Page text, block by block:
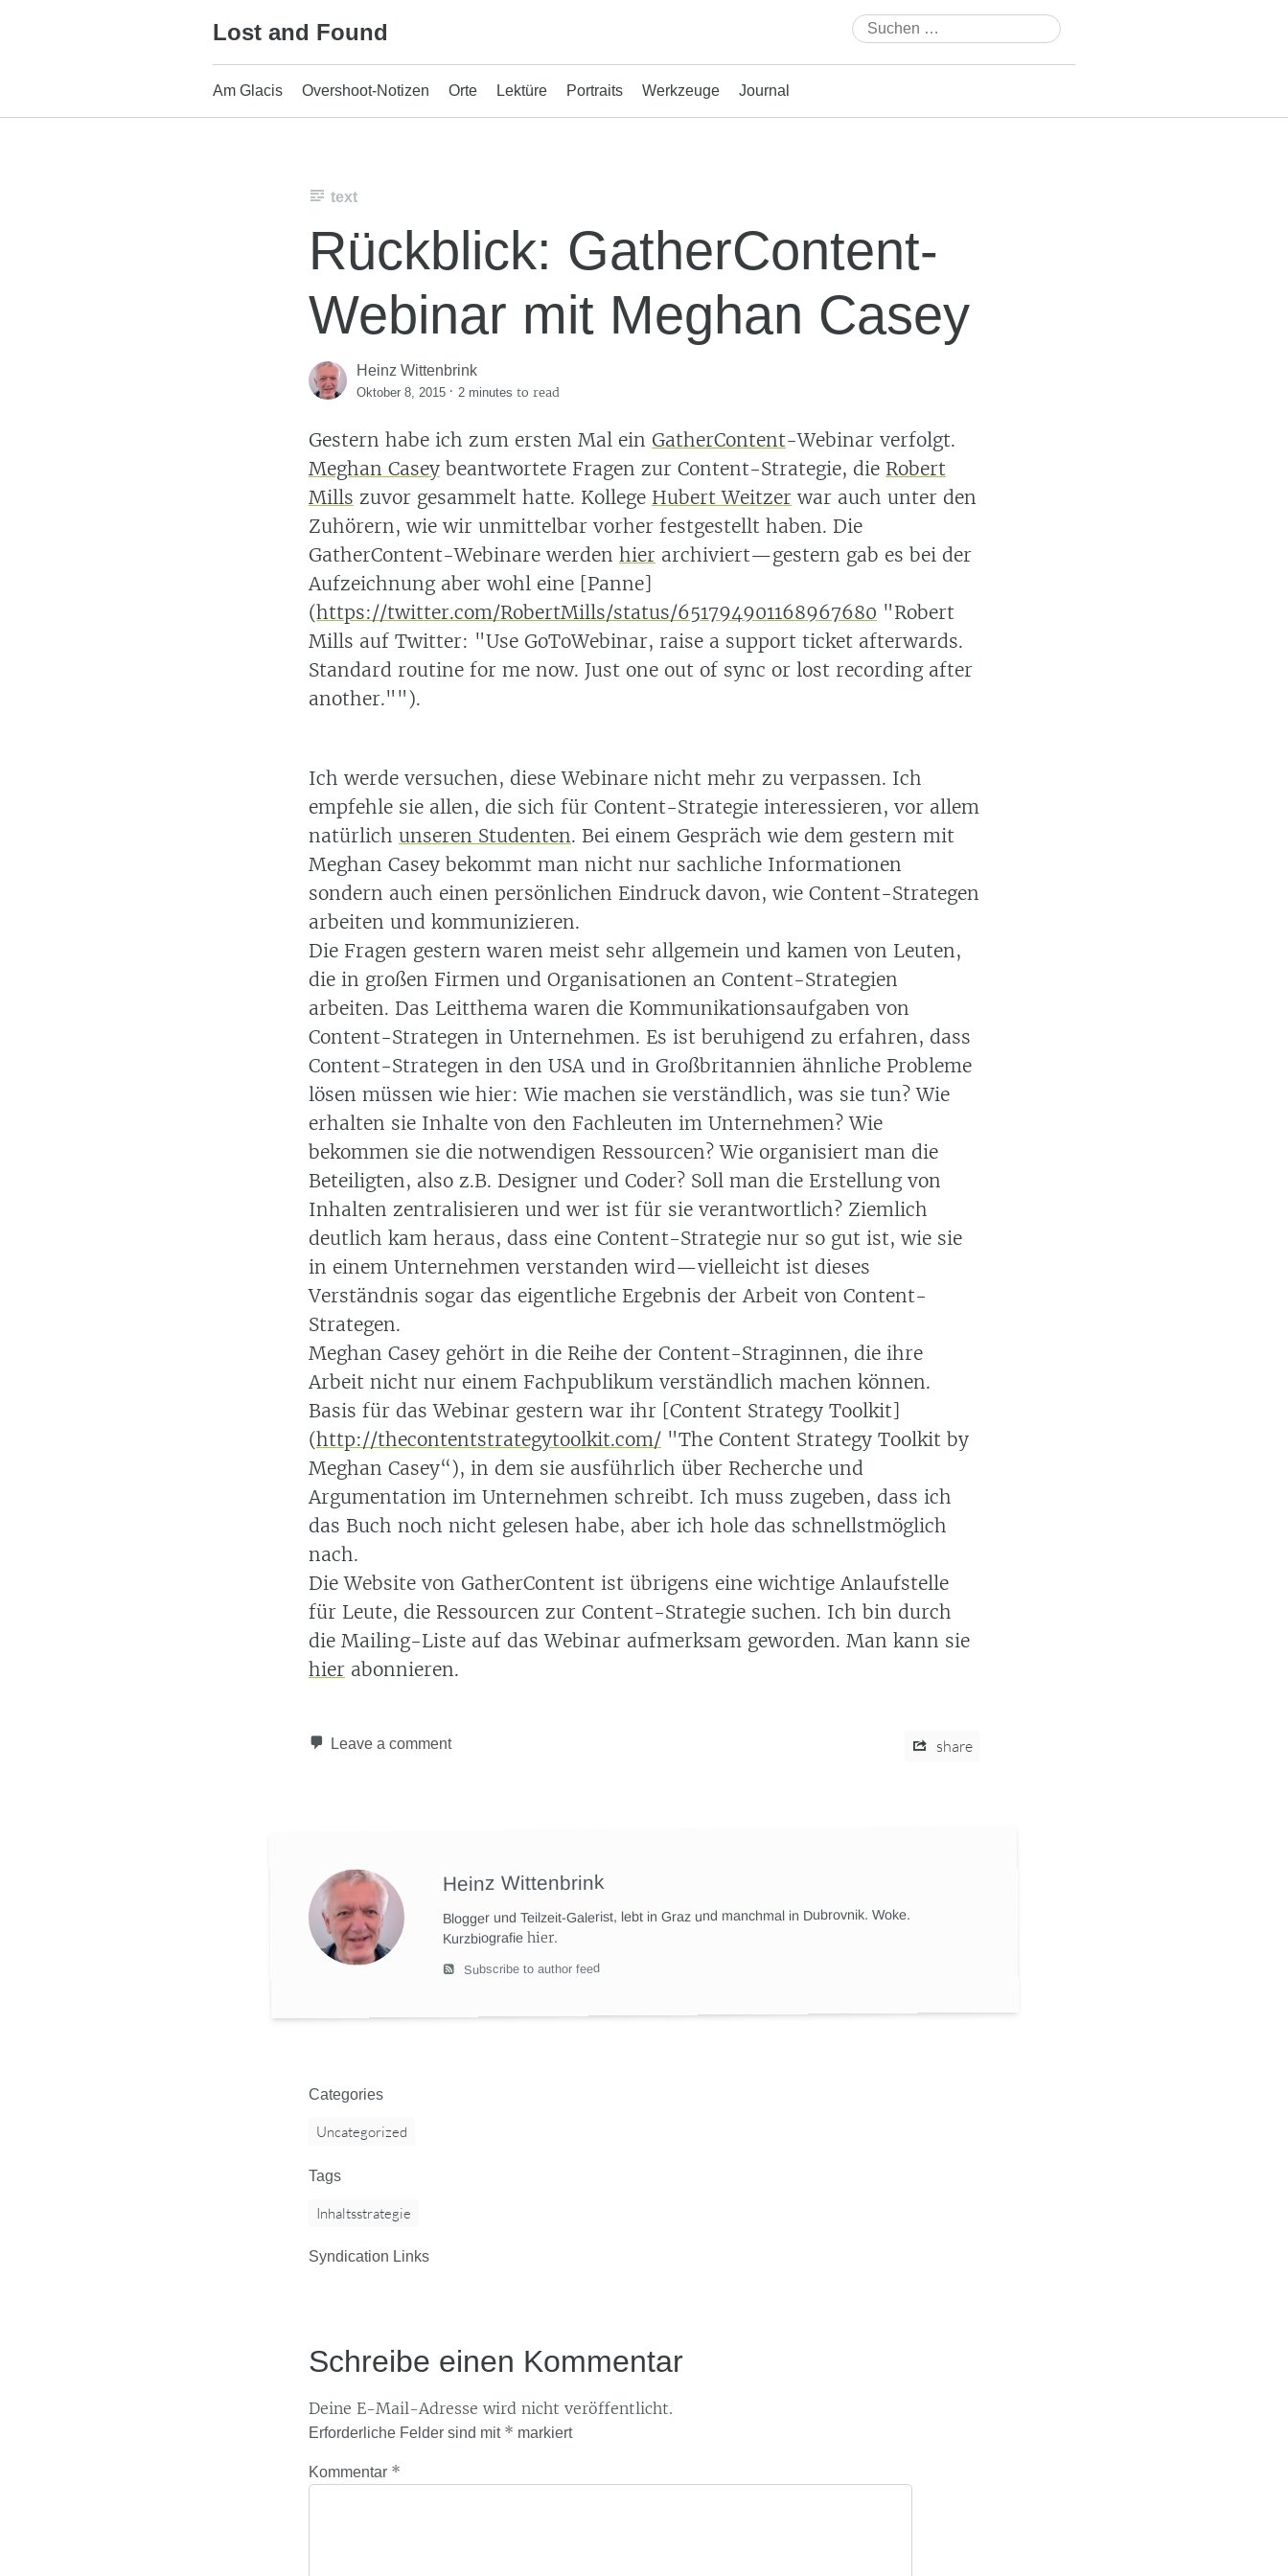
Lost and Found
Suchen
nach:
Am Glacis Overshoot-Notizen Orte Lektüre Portraits Werkzeuge Journal
text
Rückblick: GatherContent-
Webinar mit Meghan Casey
Heinz Wittenbrink
Oktober 8, 2015 · 2 minutes to read
Gestern habe ich zum ersten Mal ein GatherContent-Webinar verfolgt.
Meghan Casey beantwortete Fragen zur Content-Strategie, die Robert
Mills zuvor gesammelt hatte. Kollege Hubert Weitzer war auch unter den
Zuhörern, wie wir unmittelbar vorher festgestellt haben. Die
GatherContent-Webinare werden hier archiviert—gestern gab es bei der
Aufzeichnung aber wohl eine [Panne]
(https://twitter.com/RobertMills/status/651794901168967680 "Robert
Mills auf Twitter: "Use GoToWebinar, raise a support ticket afterwards.
Standard routine for me now. Just one out of sync or lost recording after
another."").
Ich werde versuchen, diese Webinare nicht mehr zu verpassen. Ich
empfehle sie allen, die sich für Content-Strategie interessieren, vor allem
natürlich unseren Studenten. Bei einem Gespräch wie dem gestern mit
Meghan Casey bekommt man nicht nur sachliche Informationen
sondern auch einen persönlichen Eindruck davon, wie Content-Strategen
arbeiten und kommunizieren.
Die Fragen gestern waren meist sehr allgemein und kamen von Leuten,
die in großen Firmen und Organisationen an Content-Strategien
arbeiten. Das Leitthema waren die Kommunikationsaufgaben von
Content-Strategen in Unternehmen. Es ist beruhigend zu erfahren, dass
Content-Strategen in den USA und in Großbritannien ähnliche Probleme
lösen müssen wie hier: Wie machen sie verständlich, was sie tun? Wie
erhalten sie Inhalte von den Fachleuten im Unternehmen? Wie
bekommen sie die notwendigen Ressourcen? Wie organisiert man die
Beteiligten, also z.B. Designer und Coder? Soll man die Erstellung von
Inhalten zentralisieren und wer ist für sie verantwortlich? Ziemlich
deutlich kam heraus, dass eine Content-Strategie nur so gut ist, wie sie
in einem Unternehmen verstanden wird—vielleicht ist dieses
Verständnis sogar das eigentliche Ergebnis der Arbeit von Content-
Strategen.
Meghan Casey gehört in die Reihe der Content-Straginnen, die ihre
Arbeit nicht nur einem Fachpublikum verständlich machen können.
Basis für das Webinar gestern war ihr [Content Strategy Toolkit]
(http://thecontentstrategytoolkit.com/ "The Content Strategy Toolkit by
Meghan Casey“), in dem sie ausführlich über Recherche und
Argumentation im Unternehmen schreibt. Ich muss zugeben, dass ich
das Buch noch nicht gelesen habe, aber ich hole das schnellstmöglich
nach.
Die Website von GatherContent ist übrigens eine wichtige Anlaufstelle
für Leute, die Ressourcen zur Content-Strategie suchen. Ich bin durch
die Mailing-Liste auf das Webinar aufmerksam geworden. Man kann sie
hier abonnieren.
Leave a comment share
Heinz Wittenbrink
Blogger und Teilzeit-Galerist, lebt in Graz und manchmal in Dubrovnik. Woke.
Kurzbiografiehier.
Subscribe to author feed
Categories
Uncategorized
Tags
Inhaltsstrategie
Syndication Links
Schreibe einen Kommentar
Deine E-Mail-Adresse wird nicht veröffentlicht.
Erforderliche Felder sind mit * markiert
Kommentar *